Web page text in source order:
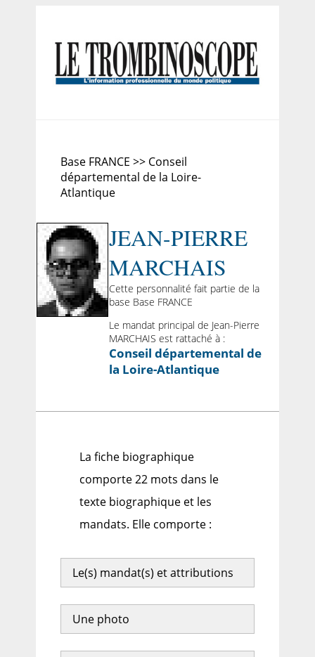
Base FRANCE >> Conseil
départemental de la Loire-
Atlantique
JEAN-PIERRE
MARCHAIS
Cette personnalité fait partie de la
base Base FRANCE
Le mandat principal de Jean-Pierre
MARCHAIS est rattaché à :
Conseil départemental de
la Loire-Atlantique
La fiche biographique
comporte 22 mots dans le
texte biographique et les
mandats. Elle comporte :
Le(s) mandat(s) et attributions
Une photo